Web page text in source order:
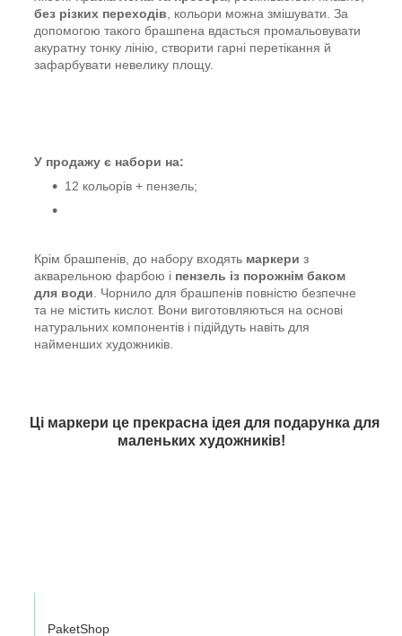
без різких переходів , кольори можна змішувати. За
допомогою такого брашпена вдасться промальовувати
акуратну тонку лінію, створити гарні перетікання й
зафарбувати невелику площу.
У продажу є набори на:
12 кольорів + пензель;
Крім брашпенів, до набору входять маркери з
акварельною фарбою і пензель із порожнім баком
для води . Чорнило для брашпенів повністю безпечне
та не містить кислот. Вони виготовляються на основі
натуральних компонентів і підійдуть навіть для
найменших художників.
Ці маркери це прекрасна ідея для подарунка для
маленьких художників!
PaketShop